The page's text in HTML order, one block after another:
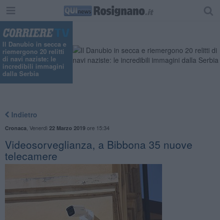
Il Danubio in secca e
riemergono 20 relitti
di navi naziste: le
incredibili immagini
dalla Serbia
Indietro
Cronaca Venerdì 22 Marzo 2019ore 15:34
Videosorveglianza, a Bibbona 35 nuove
telecamere